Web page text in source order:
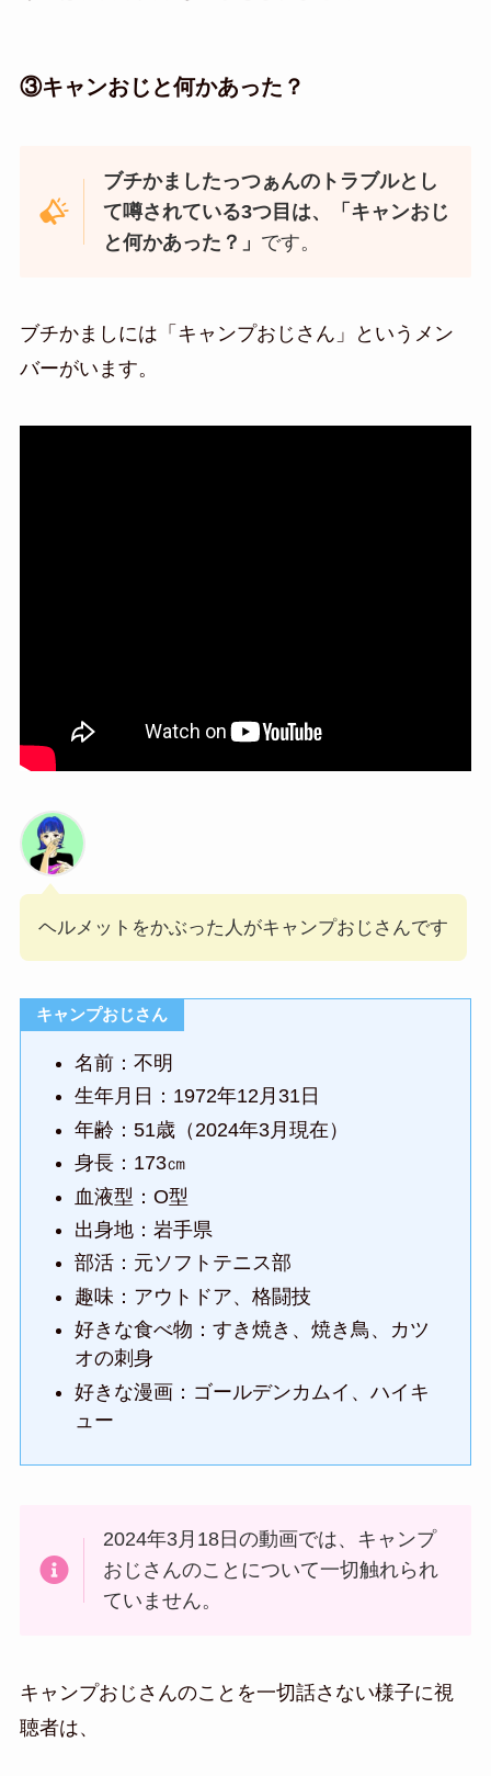
③キャンおじと何かあった？
ブチかましたっつぁんのトラブルとし
て噂されている3つ目は、「キャンおじ
と何かあった？」 です。
ブチかましには「キャンプおじさん」というメン
バーがいます。
ヘルメットをかぶった人がキャンプおじさんです
キャンプおじさん
名前：不明
生年月日：1972年12月31日
年齢：51歳（2024年3月現在）
身長：173㎝
血液型：O型
出身地：岩手県
部活：元ソフトテニス部
趣味：アウトドア、格闘技
好きな食べ物：すき焼き、焼き鳥、カツ
オの刺身
好きな漫画：ゴールデンカムイ、ハイキ
ュー
2024年3月18日の動画では、キャンプ
おじさんのことについて一切触れられ
ていません。
キャンプおじさんのことを一切話さない様子に視
聴者は、